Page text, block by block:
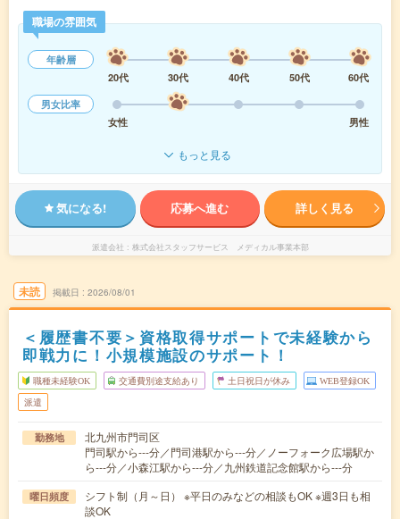
職場の雰囲気
年齢層
20代
30代 40代 50代
60代
男女比率
女性
男性
もっと見る
気になる! 応募へ進む 詳しく見る
派遣会社 株式会社スタッフサービス メディカル事業本部
未読 掲載日 2026/08/01
＜履歴書不要＞資格取得サポートで未経験から
即戦力に！小規模施設のサポート！
職種未経験OK 交通費別途支給あり 土日祝日が休み WEB登録OK
派遣
勤務地
北九州市門司区
門司駅から---分／門司港駅から---分／ノーフォーク広場駅か
ら---分／小森江駅から---分／九州鉄道記念館駅から---分
曜日頻度
シフト制（月～日） ※平日のみなどの相談もOK ※週3日も相
談OK